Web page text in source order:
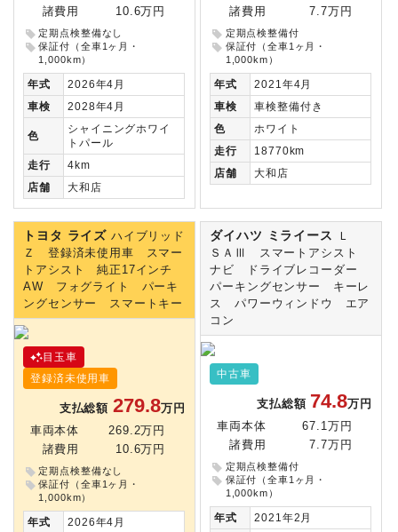
諸費用
10.6万円
定期点検整備なし
保証付（全車1ヶ月・
1,000km）
年式
2026年4月
車検
2028年4月
色
シャイニングホワイ
トパール
走行
4km
店舗
大和店
諸費用
7.7万円
定期点検整備付
保証付（全車1ヶ月・
1,000km）
年式
2021年4月
車検
車検整備付き
色
ホワイト
走行
18770km
店舗
大和店
トヨタ ライズ ハイブリッド
Ｚ 登録済未使用車 スマー
トアシスト 純正17インチ
AW フォグライト パーキ
ングセンサー スマートキー
目玉車
登録済未使用車
支払総額 279.8万円
車両本体
269.2万円
諸費用
10.6万円
定期点検整備なし
保証付（全車1ヶ月・
1,000km）
年式
2026年4月
ダイハツ ミライース
Ｌ
ＳＡⅢ スマートアシスト
ナビ ドライブレコーダー
パーキングセンサー キーレ
ス パワーウィンドウ エア
コン
中古車
支払総額 74.8万円
車両本体
67.1万円
諸費用
7.7万円
定期点検整備付
保証付（全車1ヶ月・
1,000km）
年式
2021年2月